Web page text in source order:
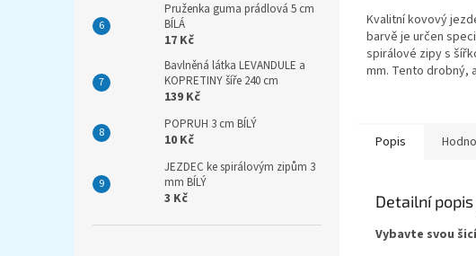
Pruženka guma prádlová 5 cm
BÍLÁ
17 Kč
Bavlněná látka LEVANDULE a
KOPRETINY šíře 240 cm
139 Kč
POPRUH 3 cm BÍLÝ
10 Kč
JEZDEC ke spirálovým zipům 3
mm BÍLÝ
3 Kč
Kvalitní kovový
barvě je určen
spirálové zipy s
mm. Tento drobný,
Popis
Detailní
Vybavte svou